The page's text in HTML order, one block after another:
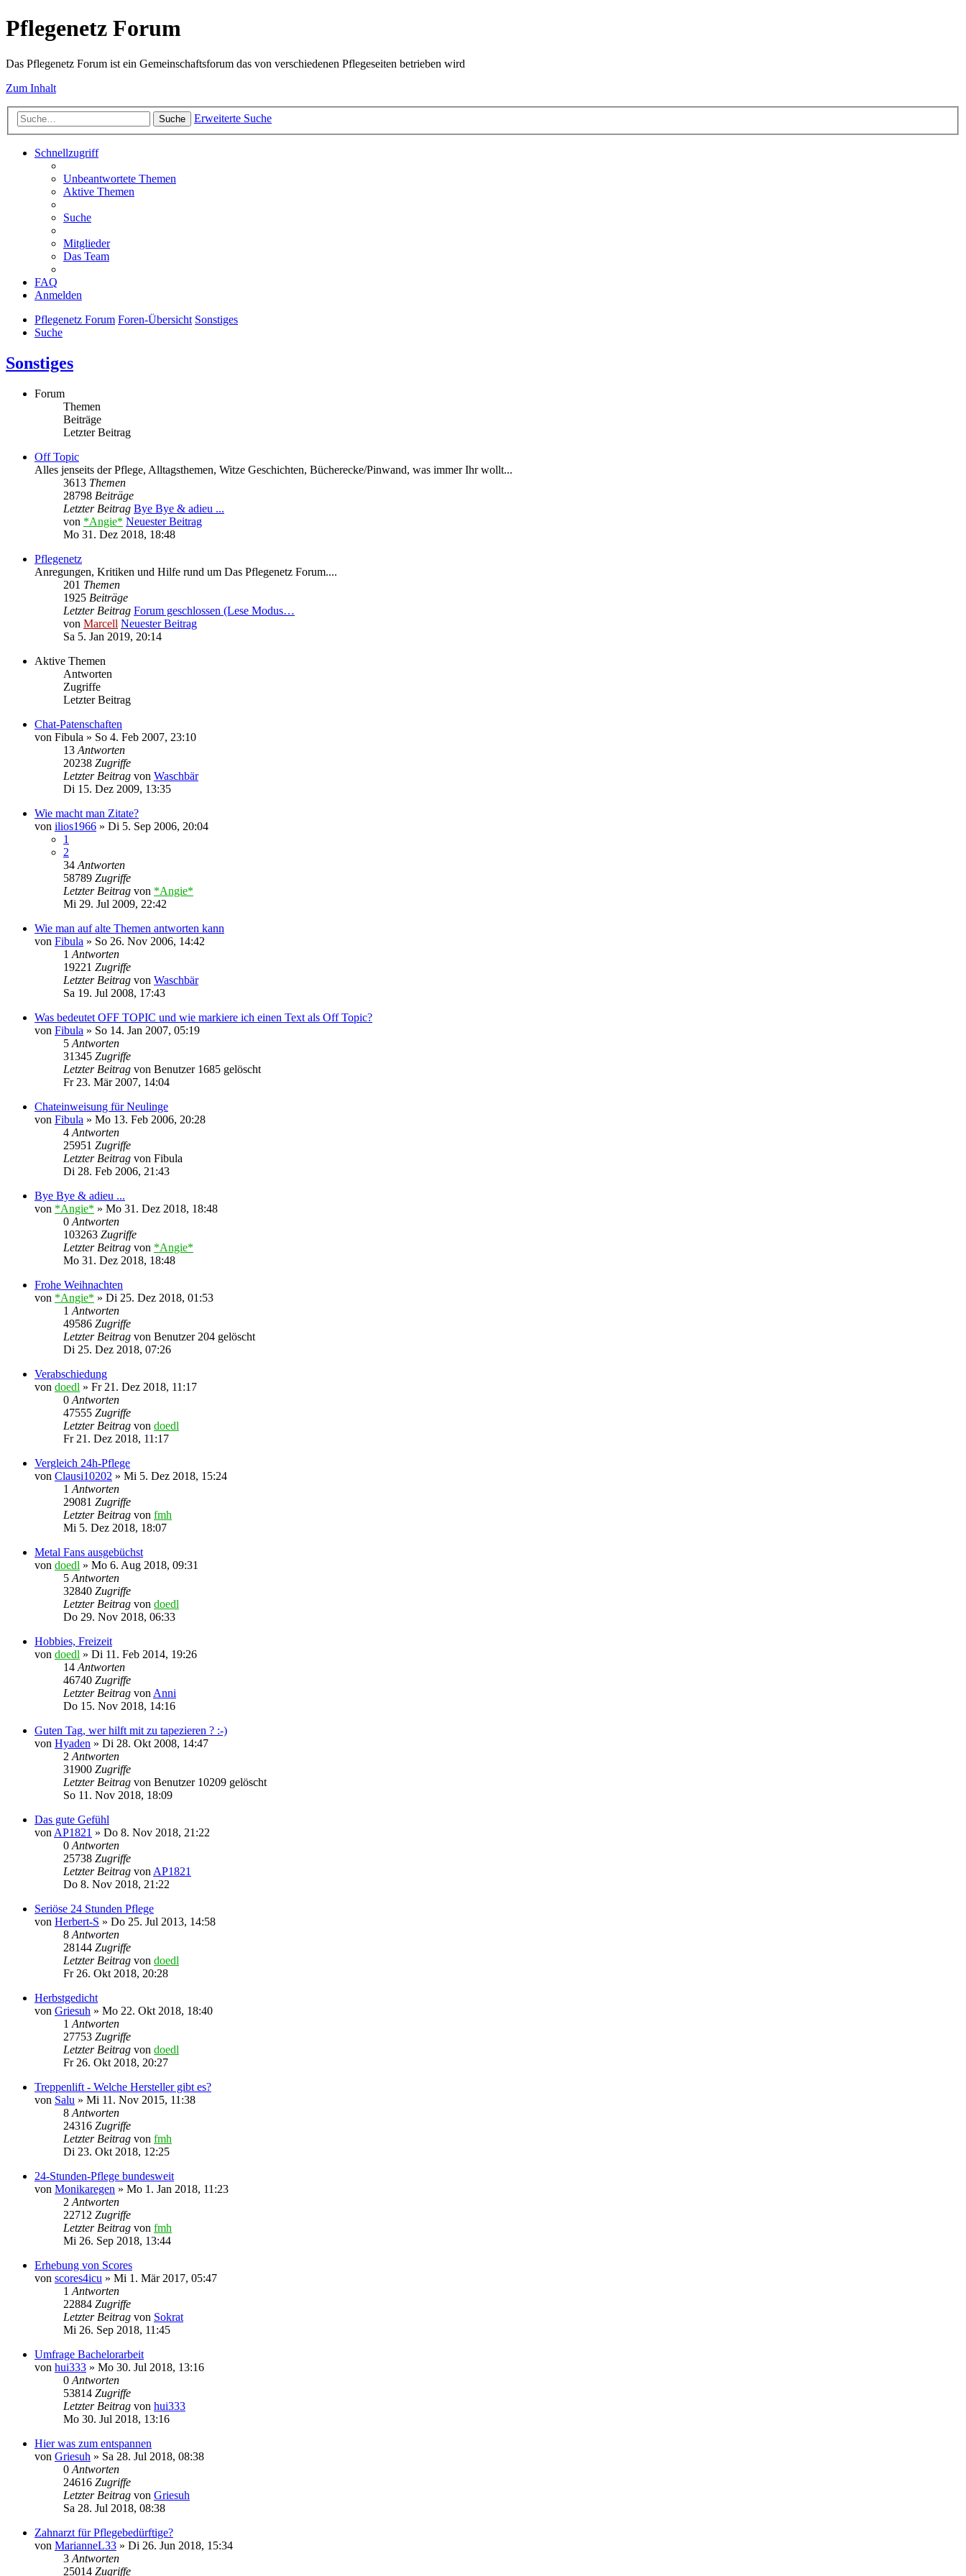
Pflegenetz Forum
Das Pflegenetz Forum ist ein Gemeinschaftsforum das von verschiedenen Pflegeseiten betrieben wird
Zum Inhalt
Suche Erweiterte Suche
Schnellzugriff
Unbeantwortete Themen
Aktive Themen
Suche
Mitglieder
Das Team
FAQ
Anmelden
Pflegenetz Forum Foren-Übersicht Sonstiges
Suche
Sonstiges
Forum
Themen
Beiträge
Letzter Beitrag
Off Topic
Alles jenseits der Pflege, Alltagsthemen, Witze Geschichten, Bücherecke/Pinwand, was immer Ihr wollt...
3613 Themen
28798 Beiträge
Letzter Beitrag Bye Bye & adieu ...
von *Angie* Neuester Beitrag
Mo 31. Dez 2018, 18:48
Pflegenetz
Anregungen, Kritiken und Hilfe rund um Das Pflegenetz Forum....
201 Themen
1925 Beiträge
Letzter Beitrag Forum geschlossen (Lese Modus…
von Marcell Neuester Beitrag
Sa 5. Jan 2019, 20:14
Aktive Themen
Antworten
Zugriffe
Letzter Beitrag
Chat-Patenschaften
von Fibula » So 4. Feb 2007, 23:10
13 Antworten
20238 Zugriffe
Letzter Beitrag von Waschbär
Di 15. Dez 2009, 13:35
Wie macht man Zitate?
von ilios1966 » Di 5. Sep 2006, 20:04
1
2
34 Antworten
58789 Zugriffe
Letzter Beitrag von *Angie*
Mi 29. Jul 2009, 22:42
Wie man auf alte Themen antworten kann
von Fibula » So 26. Nov 2006, 14:42
1 Antworten
19221 Zugriffe
Letzter Beitrag von Waschbär
Sa 19. Jul 2008, 17:43
Was bedeutet OFF TOPIC und wie markiere ich einen Text als Off Topic?
von Fibula » So 14. Jan 2007, 05:19
5 Antworten
31345 Zugriffe
Letzter Beitrag von Benutzer 1685 gelöscht
Fr 23. Mär 2007, 14:04
Chateinweisung für Neulinge
von Fibula » Mo 13. Feb 2006, 20:28
4 Antworten
25951 Zugriffe
Letzter Beitrag von Fibula
Di 28. Feb 2006, 21:43
Bye Bye & adieu ...
von *Angie* » Mo 31. Dez 2018, 18:48
0 Antworten
103263 Zugriffe
Letzter Beitrag von *Angie*
Mo 31. Dez 2018, 18:48
Frohe Weihnachten
von *Angie* » Di 25. Dez 2018, 01:53
1 Antworten
49586 Zugriffe
Letzter Beitrag von Benutzer 204 gelöscht
Di 25. Dez 2018, 07:26
Verabschiedung
von doedl » Fr 21. Dez 2018, 11:17
0 Antworten
47555 Zugriffe
Letzter Beitrag von doedl
Fr 21. Dez 2018, 11:17
Vergleich 24h-Pflege
von Clausi10202 » Mi 5. Dez 2018, 15:24
1 Antworten
29081 Zugriffe
Letzter Beitrag von fmh
Mi 5. Dez 2018, 18:07
Metal Fans ausgebüchst
von doedl » Mo 6. Aug 2018, 09:31
5 Antworten
32840 Zugriffe
Letzter Beitrag von doedl
Do 29. Nov 2018, 06:33
Hobbies, Freizeit
von doedl » Di 11. Feb 2014, 19:26
14 Antworten
46740 Zugriffe
Letzter Beitrag von Anni
Do 15. Nov 2018, 14:16
Guten Tag, wer hilft mit zu tapezieren ? :-)
von Hyaden » Di 28. Okt 2008, 14:47
2 Antworten
31900 Zugriffe
Letzter Beitrag von Benutzer 10209 gelöscht
So 11. Nov 2018, 18:09
Das gute Gefühl
von AP1821 » Do 8. Nov 2018, 21:22
0 Antworten
25738 Zugriffe
Letzter Beitrag von AP1821
Do 8. Nov 2018, 21:22
Seriöse 24 Stunden Pflege
von Herbert-S » Do 25. Jul 2013, 14:58
8 Antworten
28144 Zugriffe
Letzter Beitrag von doedl
Fr 26. Okt 2018, 20:28
Herbstgedicht
von Griesuh » Mo 22. Okt 2018, 18:40
1 Antworten
27753 Zugriffe
Letzter Beitrag von doedl
Fr 26. Okt 2018, 20:27
Treppenlift - Welche Hersteller gibt es?
von Salu » Mi 11. Nov 2015, 11:38
8 Antworten
24316 Zugriffe
Letzter Beitrag von fmh
Di 23. Okt 2018, 12:25
24-Stunden-Pflege bundesweit
von Monikaregen » Mo 1. Jan 2018, 11:23
2 Antworten
22712 Zugriffe
Letzter Beitrag von fmh
Mi 26. Sep 2018, 13:44
Erhebung von Scores
von scores4icu » Mi 1. Mär 2017, 05:47
1 Antworten
22884 Zugriffe
Letzter Beitrag von Sokrat
Mi 26. Sep 2018, 11:45
Umfrage Bachelorarbeit
von hui333 » Mo 30. Jul 2018, 13:16
0 Antworten
53814 Zugriffe
Letzter Beitrag von hui333
Mo 30. Jul 2018, 13:16
Hier was zum entspannen
von Griesuh » Sa 28. Jul 2018, 08:38
0 Antworten
24616 Zugriffe
Letzter Beitrag von Griesuh
Sa 28. Jul 2018, 08:38
Zahnarzt für Pflegebedürftige?
von MarianneL33 » Di 26. Jun 2018, 15:34
3 Antworten
25014 Zugriffe